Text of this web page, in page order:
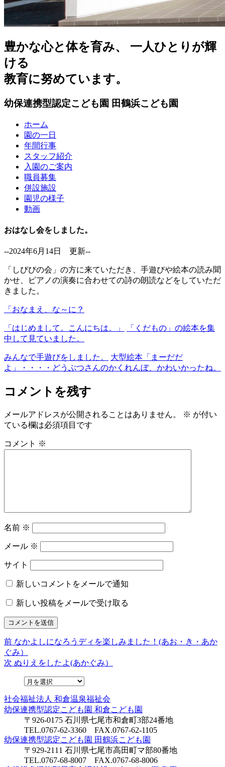
豊かな心と体を育み、 一人ひとりが輝
ける
教育に努めています。
幼保連携型認定こども園 田鶴浜こども園
ホーム
園の一日
年間行事
スタッフ紹介
入園のご案内
職員募集
併設施設
園児の様子
動画
おはなし会をしました。
--2024年6月14日 更新--
「しびびの会」の方に来ていただき、手遊びや絵本の読み聞
かせ、ピアノの演奏に合わせての詩の朗読などをしていただ
きました。
「おなまえ、な～に？
「はじめまして。こんにちは。」
「くだもの」の絵本を集
中して見ていました。
みんなで手遊びをしました。
大型絵本「まーだだ
よ」・・・・どうぶつさんのかくれんぼ、かわいかったね。
コメントを残す
メールアドレスが公開されることはありません。 ※ が付い
ている欄は必須項目です
コメント ※
名前 ※
メール ※
サイト
新しいコメントをメールで通知
新しい投稿をメールで受け取る
投
稿
ビ
ゲ
シ
前 前
の
投
なかよしになろうディを楽しみました！(あお・き・あか
ぐみ）
次 次
稿:
ぬりえをしたよ(あかぐみ）
社会福祉法人 和倉温泉福祉会
幼保連携型認定こども園 和倉こども園
〒926-0175 石川県七尾市和倉町3部24番地
TEL.0767-62-3360 FAX.0767-62-1105
幼保連携型認定こども園 田鶴浜こども園
〒929-2111 石川県七尾市高田町マ部80番地
TEL.0767-68-8007 FAX.0767-68-8006